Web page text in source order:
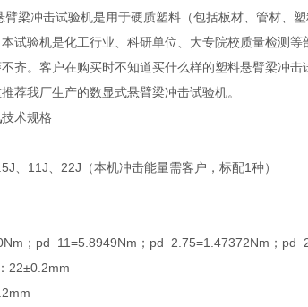
梁冲击试验机是用于硬质塑料（包括板材、管材、
试验机是化工行业、科研单位、大专院校质量检测
齐。客户在购买时不知道买什么样的塑料悬臂梁冲
荐我厂生产的数显式悬臂梁冲击试验机。
技术规格
、11J、22J（本机冲击能量需客户，标配1种）
；pd 11=5.8949Nm；pd 2.75=1.47372Nm；pd
22±0.2mm